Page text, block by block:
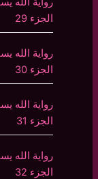
الجزء 29
رواية الله
الجزء 30
رواية الله
الجزء 31
رواية الله
الجزء 32